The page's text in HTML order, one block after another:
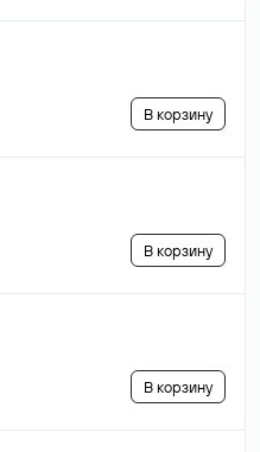
В корзину
В корзину
В корзину